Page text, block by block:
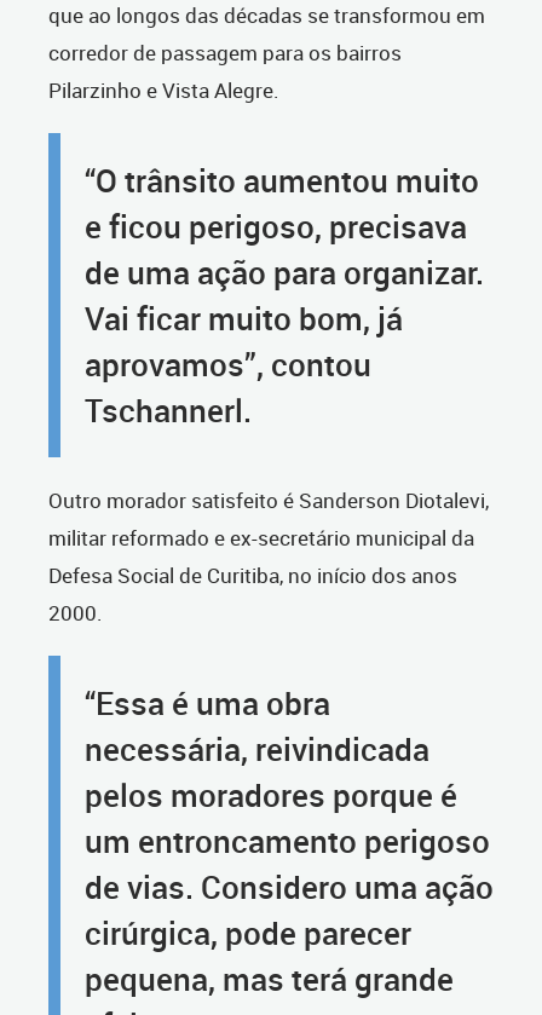
que ao longos das décadas se transformou em
corredor de passagem para os bairros
Pilarzinho e Vista Alegre.
“O trânsito aumentou muito
e ficou perigoso, precisava
de uma ação para organizar.
Vai ficar muito bom, já
aprovamos”, contou
Tschannerl.
Outro morador satisfeito é Sanderson Diotalevi,
militar reformado e ex-secretário municipal da
Defesa Social de Curitiba, no início dos anos
2000.
“Essa é uma obra
necessária, reivindicada
pelos moradores porque é
um entroncamento perigoso
de vias. Considero uma ação
cirúrgica, pode parecer
pequena, mas terá grande